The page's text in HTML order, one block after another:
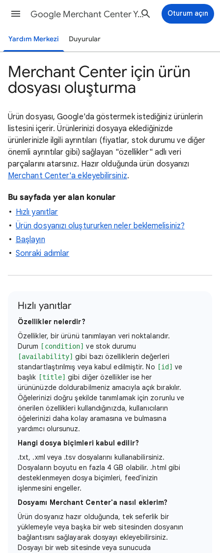
Google Merchant Center Yardım Oturum açın
Yardım Merkezi Duyurular
Merchant Center için ürün
dosyası oluşturma
Ürün dosyası, Google'da göstermek istediğiniz ürünlerin
listesini içerir. Ürünlerinizi dosyaya eklediğinizde
ürünlerinizle ilgili ayrıntıları (fiyatlar, stok durumu ve diğer
önemli ayrıntılar gibi) sağlayan "özellikler" adlı veri
parçalarını atarsınız. Hazır olduğunda ürün dosyanızı
Merchant Center'a ekleyebilirsiniz.
Bu sayfada yer alan konular
Hızlı yanıtlar
Ürün dosyanızı oluştururken neler beklemelisiniz?
Başlayın
Sonraki adımlar
Hızlı yanıtlar
Özellikler nelerdir?
Özellikler, bir ürünü tanımlayan veri noktalarıdır.
Durum [condition] ve stok durumu
[availability] gibi bazı özelliklerin değerleri
standartlaştırılmış veya kabul edilmiştir. No [id] ve
başlık [title] gibi diğer özellikler ise her
ürününüzde doldurabilmeniz amacıyla açık bırakılır.
Öğelerinizi doğru şekilde tanımlamak için zorunlu ve
önerilen özellikleri kullandığınızda, kullanıcıların
öğelerinizi daha kolay aramasına ve bulmasına
yardımcı olursunuz.
Hangi dosya biçimleri kabul edilir?
.txt, .xml veya .tsv dosyalarını kullanabilirsiniz.
Dosyaların boyutu en fazla 4 GB olabilir. .html gibi
desteklenmeyen dosya biçimleri, feed'inizin
işlenmesini engeller.
Dosyamı Merchant Center'a nasıl eklerim?
Ürün dosyanız hazır olduğunda, tek seferlik bir
yüklemeyle veya başka bir web sitesinden dosyanın
bağlantısını sağlayarak dosyayı ekleyebilirsiniz.
Dosyayı bir web sitesinde veya sunucuda